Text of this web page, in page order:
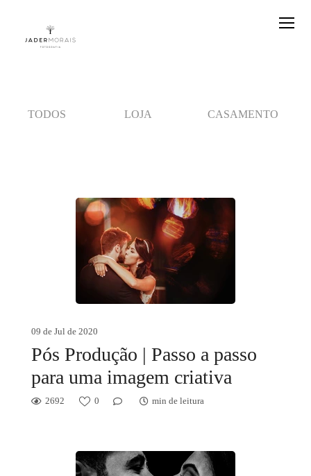
TODOS LOJA CASAMENTO
09 de Jul de 2020
Pós Produção | Passo a passo
para uma imagem criativa
2692 0 min de leitura